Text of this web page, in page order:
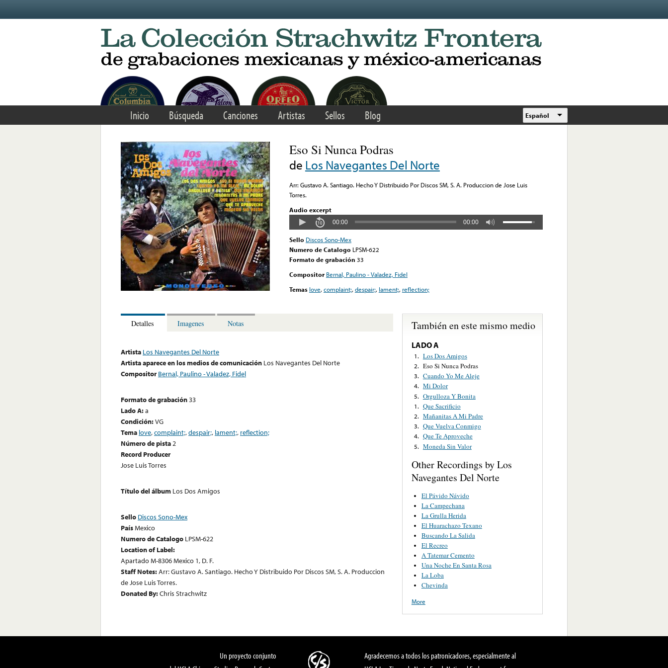
Inicio Búsqueda Canciones Artistas Sellos Blog Español
Eso Si Nunca Podras
de Los Navegantes Del Norte
Arr: Gustavo A. Santiago. Hecho Y Distribuido Por Discos SM, S. A. Produccion de Jose Luis
Torres.
Audio excerpt
00:00 00:00
Sello Discos Sono-Mex
Numero de Catalogo LPSM-622
Formato de grabación 33
Compositor Bernal, Paulino - Valadez, Fidel
Temas love,complaint;,despair;, lament;, reflection;
Detalles Imagenes Notas
Artista Los Navegantes Del Norte
Artista aparece en los medios de comunicación Los Navegantes Del Norte
Compositor Bernal, Paulino - Valadez, Fidel
Formato de grabación33
Lado A:a
Condición:VG
Tema love,complaint;,despair;, lament;, reflection;
Número de pista2
Record Producer
Jose Luis Torres
Título del álbum Los Dos Amigos
Sello Discos Sono-Mex
PaísMexico
Numero de Catalogo LPSM-622
Location of Label:
Apartado M-8306 Mexico 1, D. F.
Staff Notes:Arr: Gustavo A. Santiago. Hecho Y Distribuido Por Discos SM, S. A. Produccion
de Jose Luis Torres.
Donated By:Chris Strachwitz
También en este mismo medio
LADO A
1. Los Dos Amigos
2. Eso Si Nunca Podras
3. Cuando Yo Me Aleje
4. Mi Dolor
5. Orgulloza Y Bonita
1. Que Sacrificio
2. Mañanitas A Mi Padre
3. Que Vuelva Conmigo
4. Que Te Aproveche
5. Moneda Sin Valor
Other Recordings by Los
Navegantes Del Norte
El Pávido Návido
La Campechana
La Grulla Herida
El Huarachazo Texano
Buscando La Salida
El Recreo
A Tatemar Cemento
Una Noche En Santa Rosa
La Loba
Chevinda
More
Un proyecto conjunto
Agradecemos a todos los patronicadores, especialmente al